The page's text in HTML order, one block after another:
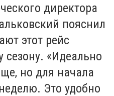
директора
пояснил
этот рейс
сезону. «Идеально
но для начала
Это удобно